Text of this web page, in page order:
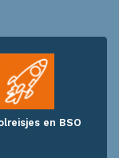
en BSO